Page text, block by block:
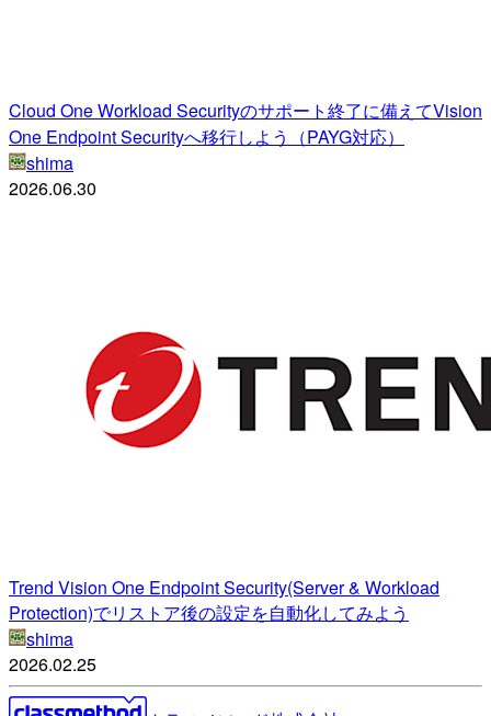
Cloud One Workload Securityのサポート終了に備えてVision
One Endpoint Securityへ移行しよう（PAYG対応）
shima
2026.06.30
Trend Vision One Endpoint Security(Server & Workload
Protection)でリストア後の設定を自動化してみよう
shima
2026.02.25